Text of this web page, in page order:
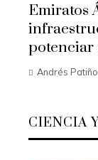
Emiratos
potenciar
Andrés Patiño
CIENCIA